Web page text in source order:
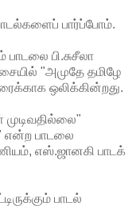
பார்ப்போம்.
பாடலை பி.சுசீலா
"அமுதே தமிழே
ஒலிக்கின்றது.
என்ற பாடலை
எஸ்.ஜானகி பாடக்
பாடல்